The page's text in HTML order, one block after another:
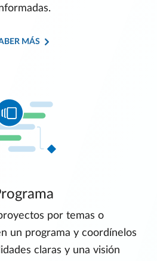
MÁS
por temas o
un programa y coordínelos
claras y una visión